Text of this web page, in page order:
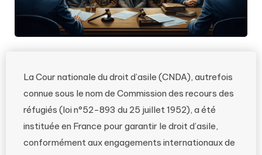
La Cour nationale du droit d’asile (CNDA), autrefois
connue sous le nom de Commission des recours des
réfugiés (loi n°52-893 du 25 juillet 1952), a été
instituée en France pour garantir le droit d’asile,
conformément aux engagements internationaux de